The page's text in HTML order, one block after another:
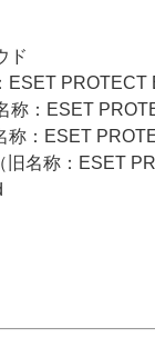
ド
ESET PROTECT
称：ESET
称：ESET
名称：ESET